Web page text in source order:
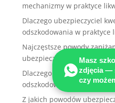
mechanizmy w praktyce
Dlaczego ubezpieczyciel
odszkodowania w praktyce
Najczęstsze powody
ubezpieczycieli w praktyce
Dlaczego ubezpieczyciel
odszkodowania w praktyce
Z jakich powodów
Masz
zdjęcia —
czy